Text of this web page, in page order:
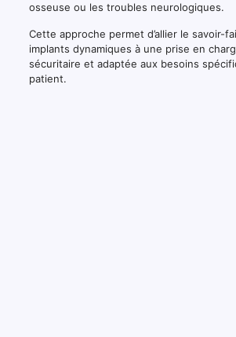
osseuse ou les troubles neurologiques.
Cette approche permet d’allier le savoir-
implants dynamiques à une prise en
sécuritaire et adaptée aux besoins
patient.